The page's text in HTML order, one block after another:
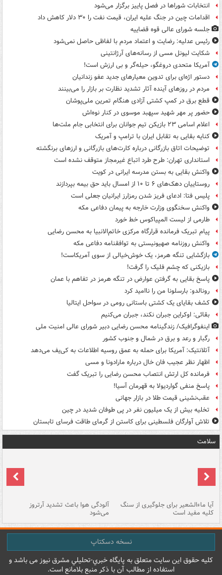
انتخابات شوراها در فصل پاییز برگزار می‌شود
اقدامات چین در جنگ علیه ایران، قیمت نفت را ۳۰ دلار کاهش داد
جلسه شورای عالی قوه قضاییه
رئیس عدلیه: رضایت و اعتماد مردم با لفاظی حاصل نمی‌شود
شکایت لیونل مسی از رسانه‌های آرژانتینی
آمریکا متحدی دروغگو، حیله‌گر و بی ارزش است!
دستور اژه‌ای برای تدوین معیارهای جدید عفو زندانیان
مردم در روزهای آینده آثار تشدید نظارت بر بازار را می‌بینند
قطع برق در کمپ کشتی آزادی هنگام تمرین ملی‌پوشان
حضور پر مهر شهید سپهبد موسوی در کنار نوه‌اش
اعلام اسامی ۲۳ بازیکن تیم جوانان برای انتخابی جام ملت‌ها
کنایه بقایی به تقابل ایران با ترامپ و آمریک
توضیحات اتاق بازرگانی درباره کارت‌های بازرگانی و ارزهای برنگشته
استانداری تهران: طرح طرد اتباع غیرمجاز متوقف نشده است
واکنش بقایی به بستن مدرسه ایرانی در کویت
روستاییان دهک‌های ۶ تا ۱۰ از امسال باید حق بیمه بپردازند
پلیس فتا: ادعای فریز شدن رمزارز ایرانیان جعلی است
واکنش سخنگوی وزارت خارجه به پیمان دفاعی مکه
طارمی از لیست المپیاکوس خط خورد
پیام تبریک فرمانده قرارگاه مرکزی خاتم‌الانبیا به محسن رضایی
واکنش روزنامه صهیونیستی به توافقنامه دفاعی مکه
بازگشایی تنگه هرمز، یک خوش‌خیالی از سوی آمریکاست!
بازیکنی که چشم فلیک را گرفت!
پاسخ بقایی به گرفتن عوارض در تنگه هرمز در تفاهم با عمان
رونالدو: بارسلونا من را ناامید کرد
کشف بقایای یک کشتی باستانی رومی در سواحل ایتالیا
بقائی: اوکراین جبران نکند، جبران می‌کنیم
اینفوگرافیک/ زندگینامه محسن رضایی دبیر شورای عالی امنیت‌ ملی
رگبار و رعد و برق در شمال و جنوب کشور
آتلانتیک: آمریکا برای حمله به عمق روسیه اطلاعات به کی‌یف می‌دهد
اظهار نظر عجیب فان خال درباره مارادونا و مسی
فرمانده کل ارتش انتصاب محسن رضایی را تبریک گفت
پاسخ منفی گواردیولا به قهرمان آسیا!
عقب‌نشینی قیمت طلا در بازار جهانی
تخلیه بیش از یک میلیون نفر در پی طوفان شدید در چین
تلاش آوارگان فلسطینی برای کاستن از گرمای طاقت فرسای تابستان
سلامت
آیا ماءالشعیر برای جلوگیری از سنگ
کلیه مفید است
آلودگی هوا باعث تشدید آرتروز
می‌شود
نسخه دسکتاپ
کليه حقوق اين سايت متعلق به پایگاه خبري-تحليلي مشرق نيوز می باشد و
استفاده از مطالب آن با ذکر منبع بلامانع است.